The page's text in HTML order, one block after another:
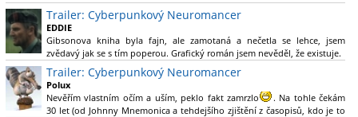
Nebál bych se říct, že to vypadá skvěle jak po stránce kvantity materiálu,
tak i formou.
Výběr Ulricha Tomsena pro mě velké překvapení a velmi zajímavá volba
bravo.
Chandler je lepší a lepší s každou novou scénou.
Komiksy to mají ted´těžké, paradoxně tomu škodí to všechno kolem
(DC nebo MCU to je buřt) , ale nezasloužilo by si to zářez jen kvůli tomu.
Trailer: Cyberpunkový Neuromancer
EDDIE
Gibsonova kniha byla fajn, ale zamotaná a nečetla se lehce, jsem
zvědavý jak se s tím poperou. Grafický román jsem nevěděl, že existuje.
Trailer: Cyberpunkový Neuromancer
Polux
Nevěřím vlastním očím a uším, peklo fakt zamrzlo
. Na tohle čekám
30 let (od Johnny Mnemonica a tehdejšího zjištění z časopisů, kdo je to